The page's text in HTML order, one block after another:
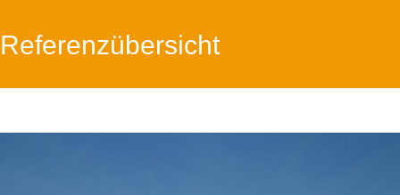
Referenzübersicht